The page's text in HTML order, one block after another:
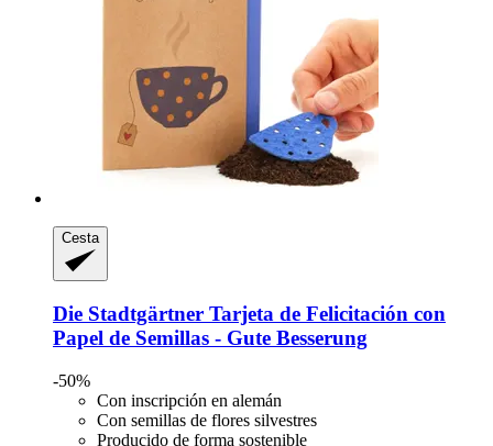
Cesta
Die Stadtgärtner Tarjeta de Felicitación con
Papel de Semillas -​ Gute Besserung
-50%
Con inscripción en alemán
Con semillas de flores silvestres
Producido de forma sostenible